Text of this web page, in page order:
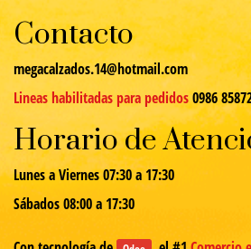
Contacto
megacalzados.14@hotmail.com
Lineas habilitadas para pedidos0986
Horario de
Lunes a Viernes 07:30 a 17:30
Sábados 08:00 a 17:30